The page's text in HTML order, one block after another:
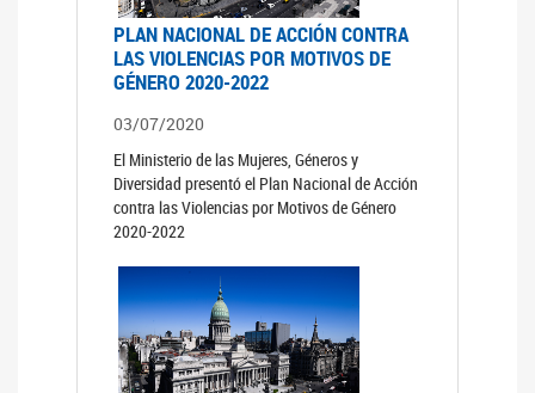
PLAN NACIONAL DE ACCIÓN CONTRA
LAS VIOLENCIAS POR MOTIVOS DE
GÉNERO 2020-2022
03/07/2020
El Ministerio de las Mujeres, Géneros y
Diversidad presentó el Plan Nacional de Acción
contra las Violencias por Motivos de Género
2020-2022